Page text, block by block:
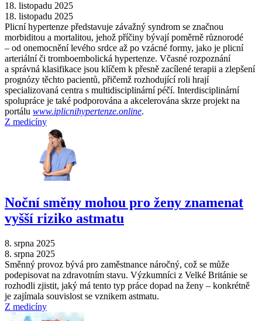
18. listopadu 2025
18. listopadu 2025
Plicní hypertenze představuje závažný syndrom se značnou
morbiditou a mortalitou, jehož příčiny bývají poměrně různorodé
–⁠ od onemocnění levého srdce až po vzácné formy, jako je plicní
arteriální či tromboembolická hypertenze. Včasné rozpoznání
a správná klasifikace jsou klíčem k přesně zacílené terapii a zlepšení
prognózy těchto pacientů, přičemž rozhodující roli hrají
specializovaná centra s multidisciplinární péčí. Interdisciplinární
spolupráce je také podporována a akcelerována skrze projekt na
portálu www.iplicnihypertenze.online.
Z medicíny
Noční směny mohou pro ženy znamenat
vyšší riziko astmatu
8. srpna 2025
8. srpna 2025
Směnný provoz bývá pro zaměstnance náročný, což se může
podepisovat na zdravotním stavu. Výzkumníci z Velké Británie se
rozhodli zjistit, jaký má tento typ práce dopad na ženy –⁠ konkrétně
je zajímala souvislost se vznikem astmatu.
Z medicíny